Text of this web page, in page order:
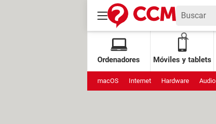
Ordenadores Móviles y tablets
macOS Internet Hardware Audio